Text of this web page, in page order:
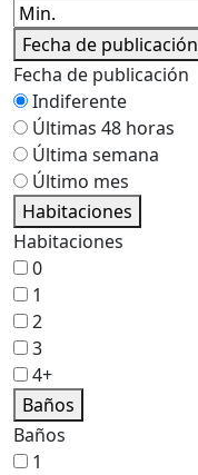
Fecha de publicación
Fecha de publicación
Indiferente
Últimas 48 horas
Última semana
Último mes
Habitaciones
Habitaciones
0
1
2
3
4+
Baños
Baños
1